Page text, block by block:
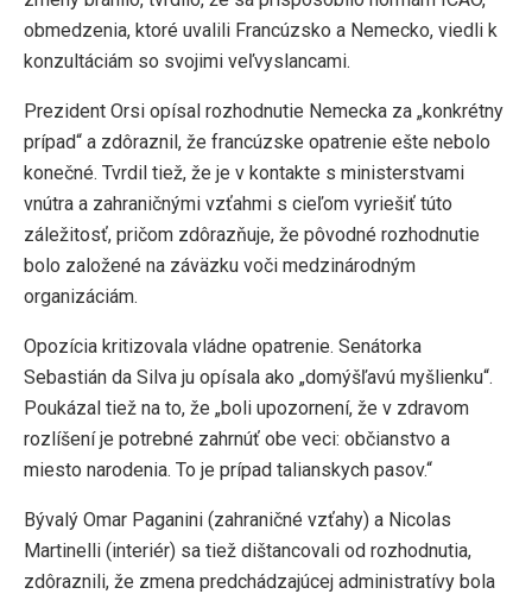
obmedzenia, ktoré uvalili Francúzsko a Nemecko, viedli k
konzultáciám so svojimi veľvyslancami.
Prezident Orsi opísal rozhodnutie Nemecka za „konkrétny
prípad“ a zdôraznil, že francúzske opatrenie ešte nebolo
konečné. Tvrdil tiež, že je v kontakte s ministerstvami
vnútra a zahraničnými vzťahmi s cieľom vyriešiť túto
záležitosť, pričom zdôrazňuje, že pôvodné rozhodnutie
bolo založené na záväzku voči medzinárodným
organizáciám.
Opozícia kritizovala vládne opatrenie. Senátorka
Sebastián da Silva ju opísala ako „domýšľavú myšlienku“.
Poukázal tiež na to, že „boli upozornení, že v zdravom
rozlíšení je potrebné zahrnúť obe veci: občianstvo a
miesto narodenia. To je prípad talianskych pasov.“
Bývalý Omar Paganini (zahraničné vzťahy) a Nicolas
Martinelli (interiér) sa tiež dištancovali od rozhodnutia,
zdôraznili, že zmena predchádzajúcej administratívy bola